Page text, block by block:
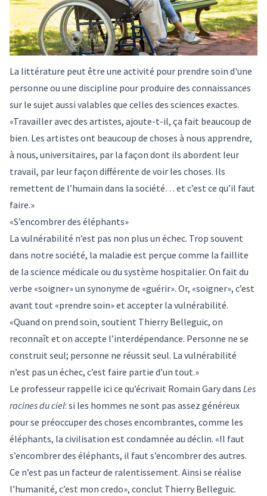
La littérature peut être une activité pour prendre soin d'une
personne ou une discipline pour produire des connaissances
sur le sujet aussi valables que celles des sciences exactes.
«Travailler avec des artistes, ajoute-t-il, ça fait beaucoup de
bien. Les artistes ont beaucoup de choses à nous apprendre,
à nous, universitaires, par la façon dont ils abordent leur
travail, par leur façon différente de voir les choses. Ils
remettent de l’humain dans la société… et c’est ce qu’il faut
faire.»
«S’encombrer des éléphants»
La vulnérabilité n’est pas non plus un échec. Trop souvent
dans notre société, la maladie est perçue comme la faillite
de la science médicale ou du système hospitalier. On fait du
verbe «soigner» un synonyme de «guérir». Or, «soigner», c’est
avant tout «prendre soin» et accepter la vulnérabilité.
«Quand on prend soin, soutient Thierry Belleguic, on
reconnaît et on accepte l’interdépendance. Personne ne se
construit seul; personne ne réussit seul. La vulnérabilité
n’est pas un échec, c’est faire partie d’un tout.»
Le professeur rappelle ici ce qu’écrivait Romain Gary dans Les
racines du ciel: si les hommes ne sont pas assez généreux
pour se préoccuper des choses encombrantes, comme les
éléphants, la civilisation est condamnée au déclin. «Il faut
s’encombrer des éléphants, il faut s’encombrer des autres.
Ce n’est pas un facteur de ralentissement. Ainsi se réalise
l’humanité, c’est mon credo», conclut Thierry Belleguic.